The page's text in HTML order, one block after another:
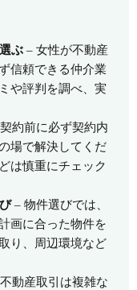
ぶ– 女性が不動産
信頼できる仲介業
や評判を調べ、実
約前に必ず契約内
場で解決してくだ
は慎重にチェック
– 物件選びでは、
画に合った物件を
り、周辺環境など
動産取引は複雑な